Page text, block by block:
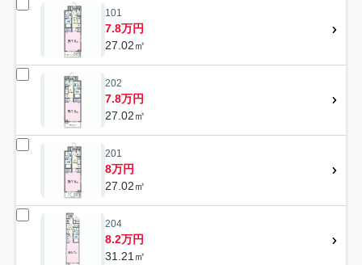
101
7.8万円
27.02㎡
202
7.8万円
27.02㎡
201
8万円
27.02㎡
204
8.2万円
31.21㎡